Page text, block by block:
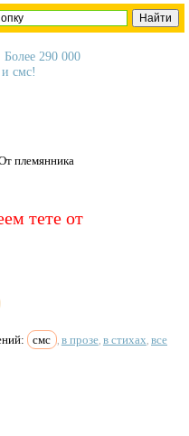
племянника
тете от
смс , в прозе, в стихах, все